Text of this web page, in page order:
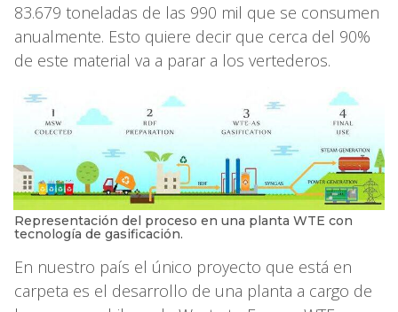
83.679 toneladas de las 990 mil que se consumen
anualmente. Esto quiere decir que cerca del 90%
de este material va a parar a los vertederos.
Representación del proceso en una planta WTE con
tecnología de gasificación.
En nuestro país el único proyecto que está en
carpeta es el desarrollo de una planta a cargo de